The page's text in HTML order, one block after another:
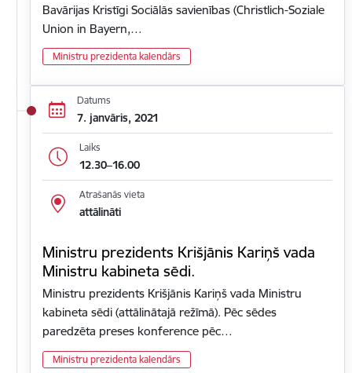
Bavārijas Kristīgi Sociālās savienības (Christlich-Soziale
Union in Bayern,…
Ministru prezidenta kalendārs
Datums
7. janvāris, 2021
Laiks
12.30–16.00
Atrašanās vieta
attālināti
Ministru prezidents Krišjānis Kariņš vada
Ministru kabineta sēdi.
Ministru prezidents Krišjānis Kariņš vada Ministru
kabineta sēdi (attālinātajā režīmā). Pēc sēdes
paredzēta preses konference pēc…
Ministru prezidenta kalendārs